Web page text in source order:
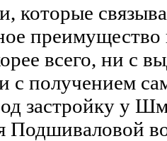
которые
преимущество
всего, ни с
с получением
застройку у
Подшиваловой